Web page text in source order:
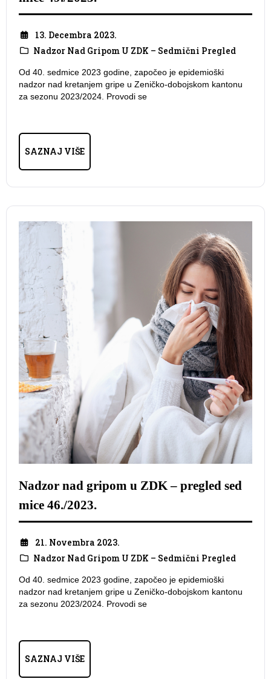
13. Decembra 2023.
Nadzor Nad Gripom U ZDK – Sedmični Pregled
Od 40. sedmice 2023 godine, započeo je epidemioški
nadzor nad kretanjem gripe u Zeničko-dobojskom kantonu
za sezonu 2023/2024. Provodi se
SAZNAJ VIŠE
Nadzor nad gripom u ZDK – pregled sed
mice 46./2023.
21. Novembra 2023.
Nadzor Nad Gripom U ZDK – Sedmični Pregled
Od 40. sedmice 2023 godine, započeo je epidemioški
nadzor nad kretanjem gripe u Zeničko-dobojskom kantonu
za sezonu 2023/2024. Provodi se
SAZNAJ VIŠE